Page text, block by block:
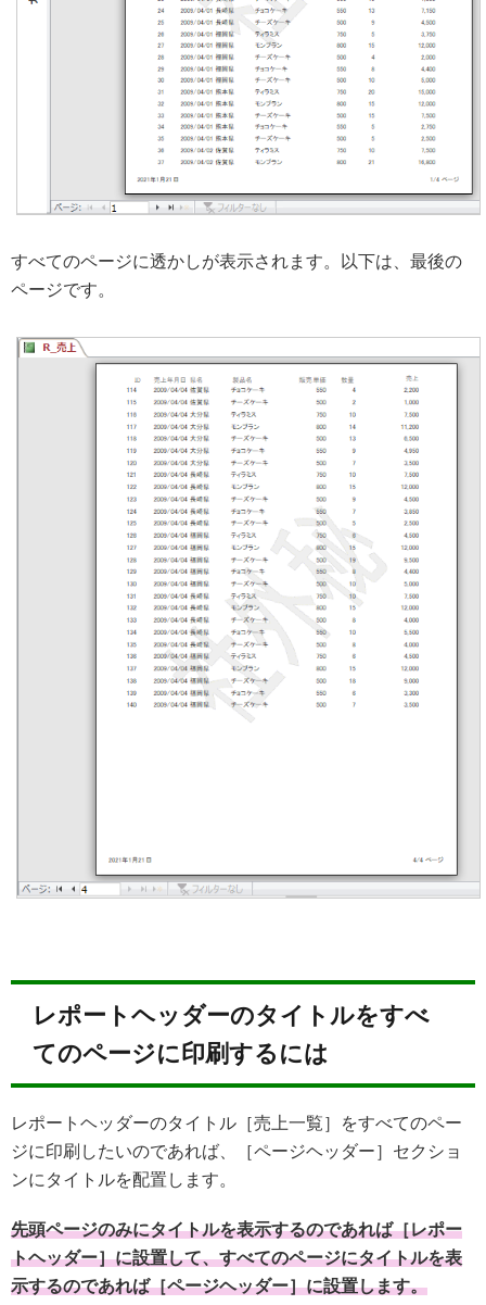
すべてのページに透かしが表示されます。以下は、最後の
ページです。
レポートヘッダーのタイトルをすべ
てのページに印刷するには
レポートヘッダーのタイトル［売上一覧］をすべてのペー
ジに印刷したいのであれば、［ページヘッダー］セクショ
ンにタイトルを配置します。
先頭ページのみにタイトルを表示するのであれば［レポー
トヘッダー］に設置して、すべてのページにタイトルを表
示するのであれば［ページヘッダー］に設置します。